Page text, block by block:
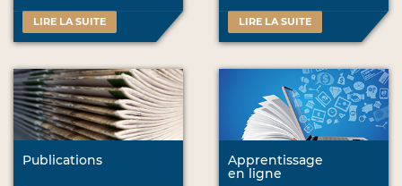
LIRE LA SUITE LIRE LA SUITE
Publications
Apprentissage
en ligne